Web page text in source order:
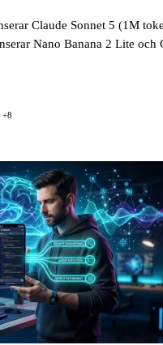
Claude Sonnet 5 (1M
Nano Banana 2 Lite
+8